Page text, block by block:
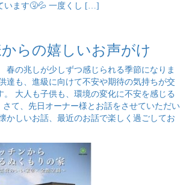
います🤧💦 一度くし […]
らの嬉しいお声がけ
春の兆しが少しずつ感じられる季節になりま
達も、進級に向けて不安や期待の気持ちが交
。 大人も子供も、環境の変化に不安を感じる
て、先日オーナー様とお話をさせていただい
かしいお話、最近のお話で楽しく過ごしてお